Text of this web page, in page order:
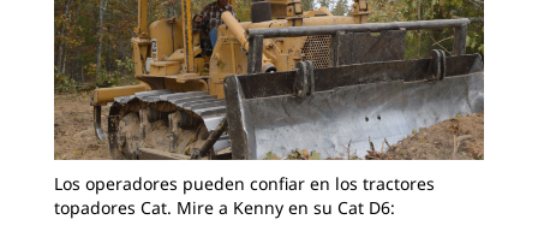
Los operadores pueden confiar en los tractores
topadores Cat. Mire a Kenny en su Cat D6: